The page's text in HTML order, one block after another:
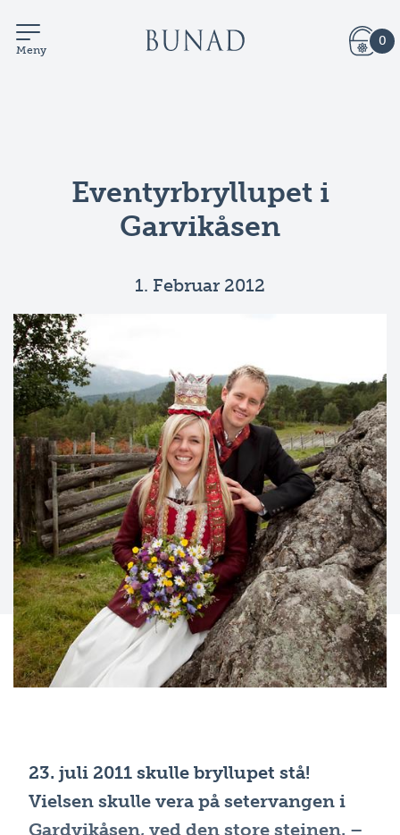
Meny
0
Eventyrbryllupet i
Garvikåsen
1. Februar 2012
23. juli 2011 skulle bryllupet stå!
Vielsen skulle vera på setervangen i
Gardvikåsen, ved den store steinen. –